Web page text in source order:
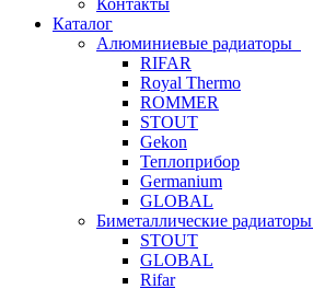
Контакты
Каталог
Алюминиевые радиаторы
RIFAR
Royal Thermo
ROMMER
STOUT
Gekon
Теплоприбор
Germanium
GLOBAL
Биметаллические радиаторы
STOUT
GLOBAL
Rifar